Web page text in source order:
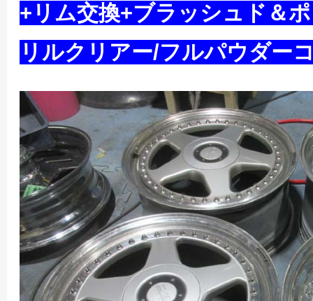
+リム交換+ブラッシュド＆
リルクリアー/フルパウダー